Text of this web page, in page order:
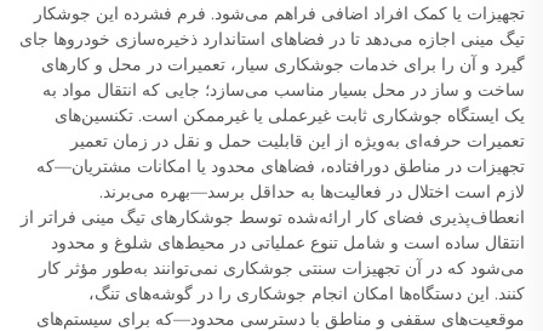
تجهیزات یا کمک افراد اضافی فراهم می‌شود. فرم فشرده این جوشکار
تیگ مینی اجازه می‌دهد تا در فضاهای استاندارد ذخیره‌سازی خودروها جای
گیرد و آن را برای خدمات جوشکاری سیار، تعمیرات در محل و کارهای
ساخت و ساز در محل بسیار مناسب می‌سازد؛ جایی که انتقال مواد به
یک ایستگاه جوشکاری ثابت غیرعملی یا غیرممکن است. تکنسین‌های
تعمیرات حرفه‌ای به‌ویژه از این قابلیت حمل و نقل در زمان تعمیر
تجهیزات در مناطق دورافتاده، فضاهای محدود یا امکانات مشتریان—که
لازم است اختلال در فعالیت‌ها به حداقل برسد—بهره می‌برند.
انعطاف‌پذیری فضای کار ارائه‌شده توسط جوشکارهای تیگ مینی فراتر از
انتقال ساده است و شامل تنوع عملیاتی در محیط‌های شلوغ و محدود
می‌شود که در آن تجهیزات سنتی جوشکاری نمی‌توانند به‌طور مؤثر کار
کنند. این دستگاه‌ها امکان انجام جوشکاری را در گوشه‌های تنگ،
موقعیت‌های سقفی و مناطق با دسترسی محدود—که برای سیستم‌های